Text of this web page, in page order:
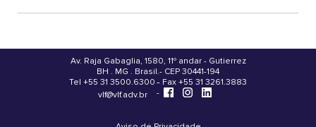
Av. Raja Gabaglia, 1580, 11º andar - Gutierrez
.
BH . MG . Brasil - CEP 30441-194
-
Tel +55 31 3500.6300 - Fax +55 31 3261.3883
-
vlf@vlf.adv.br